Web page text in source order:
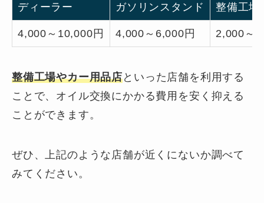
ディーラー ガソリンスタンド 整備工場
4,000～10,000円 4,000～6,000円 2,000～
整備工場やカー用品店といった店舗を利用する
ことで、オイル交換にかかる費用を安く抑える
ことができます。
ぜひ、上記のような店舗が近くにないか調べて
みてください。